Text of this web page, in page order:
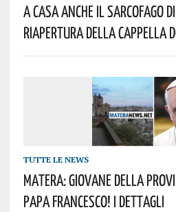
A Casa Anche Il Sarcofago
Riapertura Della Cappella
TUTTE LE NEWS
Matera: Giovane Della
Papa Francesco! I Dettagli